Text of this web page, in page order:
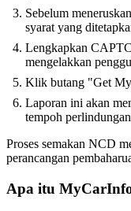
Sebelum
syarat yang
Lengkapkan
mengelakkan
Klik butang "Get
Laporan ini akan
tempoh
Proses semakan NCD
perancangan
Apa itu